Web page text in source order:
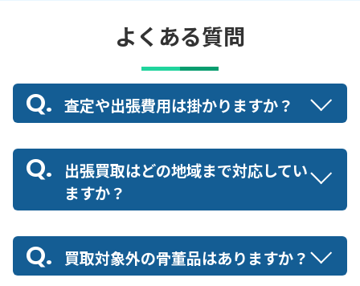
よくある質問
査定や出張費用は掛かりますか？
出張買取はどの地域まで対応してい
ますか？
買取対象外の骨董品はありますか？